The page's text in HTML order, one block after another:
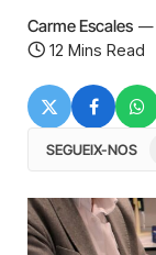
Carme Escales
12 Mins Read
SEGUEIX-NOS